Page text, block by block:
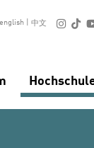
english 中文  